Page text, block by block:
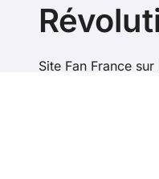
Site Fan France